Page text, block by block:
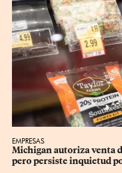
EMPRESAS
Michigan autoriza venta
pero persiste inquietud